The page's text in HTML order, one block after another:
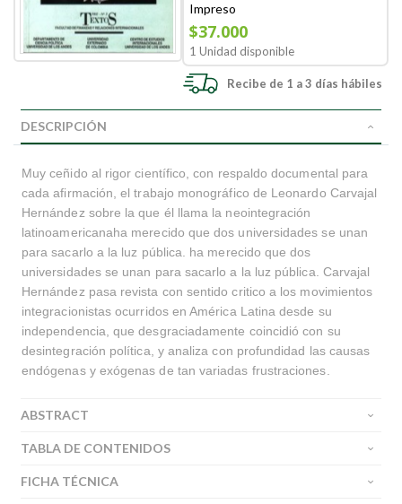
Impreso
$37.000
1 Unidad disponible
Recibe de 1 a 3 días hábiles
DESCRIPCIÓN
Muy ceñido al rigor científico, con respaldo documental para
cada afirmación, el trabajo monográfico de Leonardo Carvajal
Hernández sobre la que él llama la neointegración
latinoamericanaha merecido que dos universidades se unan
para sacarlo a la luz pública. ha merecido que dos
universidades se unan para sacarlo a la luz pública. Carvajal
Hernández pasa revista con sentido critico a los movimientos
integracionistas ocurridos en América Latina desde su
independencia, que desgraciadamente coincidió con su
desintegración política, y analiza con profundidad las causas
endógenas y exógenas de tan variadas frustraciones.
ABSTRACT
TABLA DE CONTENIDOS
FICHA TÉCNICA